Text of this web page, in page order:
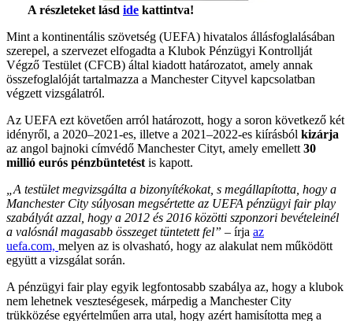
A részleteket lásd ide kattintva!
Mint a kontinentális szövetség (UEFA) hivatalos állásfoglalásában
szerepel, a szervezet elfogadta a Klubok Pénzügyi Kontrollját
Végző Testület (CFCB) által kiadott határozatot, amely annak
összefoglalóját tartalmazza a Manchester Cityvel kapcsolatban
végzett vizsgálatról.
Az UEFA ezt követően arról határozott, hogy a soron következő két
idényről, a 2020–2021-es, illetve a 2021–2022-es kiírásból kizárja
az angol bajnoki címvédő Manchester Cityt, amely emellett 30
millió eurós pénzbüntetést is kapott.
„A testület megvizsgálta a bizonyítékokat, s megállapította, hogy a
Manchester City súlyosan megsértette az UEFA pénzügyi fair play
szabályát azzal, hogy a 2012 és 2016 közötti szponzori bevételeinél
a valósnál magasabb összeget tüntetett fel” – írja az
uefa.com, melyen az is olvasható, hogy az alakulat nem működött
együtt a vizsgálat során.
A pénzügyi fair play egyik legfontosabb szabálya az, hogy a klubok
nem lehetnek veszteségesek, márpedig a Manchester City
trükközése egyértelműen arra utal, hogy azért hamisította meg a